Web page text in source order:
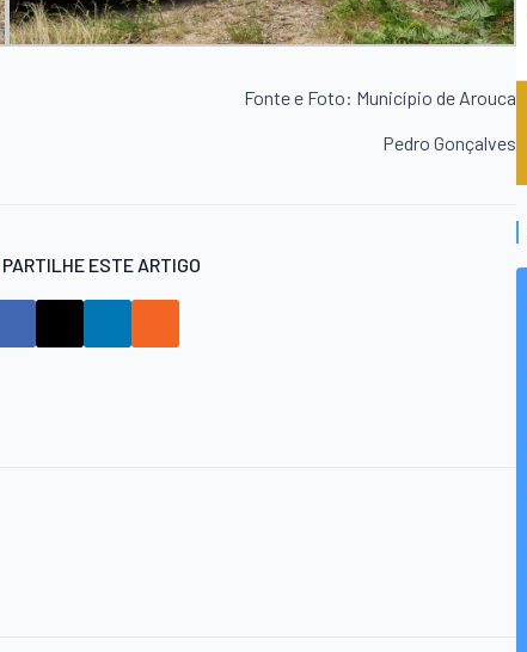
Fonte e Foto: Município de Arouca
Pedro Gonçalves
PARTILHE ESTE ARTIGO